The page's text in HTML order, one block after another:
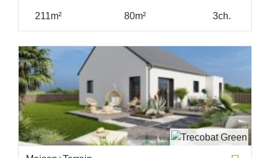
211m² 80m² 3ch.